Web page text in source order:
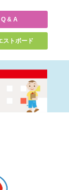
Q & A
ストボード